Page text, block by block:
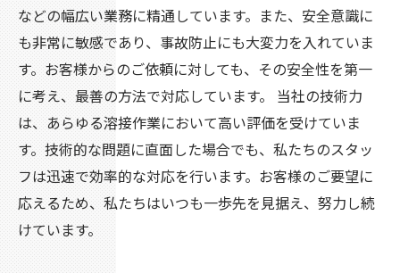
などの幅広い業務に精通しています。また、安全意識に
も非常に敏感であり、事故防止にも大変力を入れていま
す。お客様からのご依頼に対しても、その安全性を第一
に考え、最善の方法で対応しています。 当社の技術力
は、あらゆる溶接作業において高い評価を受けていま
す。技術的な問題に直面した場合でも、私たちのスタッ
フは迅速で効率的な対応を行います。お客様のご要望に
応えるため、私たちはいつも一歩先を見据え、努力し続
けています。